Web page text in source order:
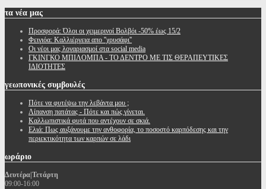
τα νέα μας
Προσφορά: Όλοι οι χειμερινοί Βολβόι -50% έως 15/2
Φειγιόα: Καλλιέργεια απο ''χρυσάφι''
Oι νέοι μας λογαριασμοί στα social media
ΓΚΙΝΓΚΟ ΜΠΙΛΟΜΠΑ - ΤΟ ΔΕΝΤΡΟ ΜΕ ΤΙΣ ΘΕΡΑΠΕΥΤΙΚΕΣ
ΙΔΙΟΤΗΤΕΣ
γεωπονικές συμβουλές
Πότε να φυτέψω την λεβάντα μου ;
Λίπανση πατάτας - Πότε και πώς γίνεται.
Καλλωπιστικά φυτά που αντέχουν σε σκιά.
Ελιά: Πως αυξάνουμε την ανθοφορία, το ποσοστό καρπόδεσης και την
περιεκτικότητα των καρπών σε λάδι
ωράριο
Δευτέρα|Τετάρτη
09:00-16:00